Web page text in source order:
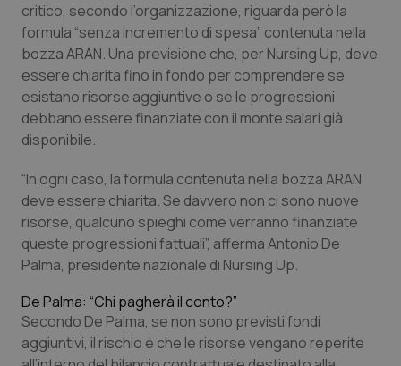
Friuli Venezia Giulia
Lazio
Liguria
Marche
Molise
Piemonte
Provincia Autonoma di Bolzano
Dermatite Atopica
Diabete & glucometri
Disturbi dell’umore
Donna & Salute
Epatiti
HIV
Infezioni & Febbre
critico, secondo l’organizzazione, riguarda però la
formula “senza incremento di spesa” contenuta nella
bozza ARAN. Una previsione che, per Nursing Up, deve
essere chiarita fino in fondo per comprendere se
esistano risorse aggiuntive o se le progressioni
debbano essere finanziate con il monte salari già
disponibile.
“In ogni caso, la formula contenuta nella bozza ARAN
deve essere chiarita. Se davvero non ci sono nuove
risorse, qualcuno spieghi come verranno finanziate
queste progressioni fattuali”, afferma Antonio De
Palma, presidente nazionale di Nursing Up.
De Palma: “Chi pagherà il conto?”
Secondo De Palma, se non sono previsti fondi
aggiuntivi, il rischio è che le risorse vengano reperite